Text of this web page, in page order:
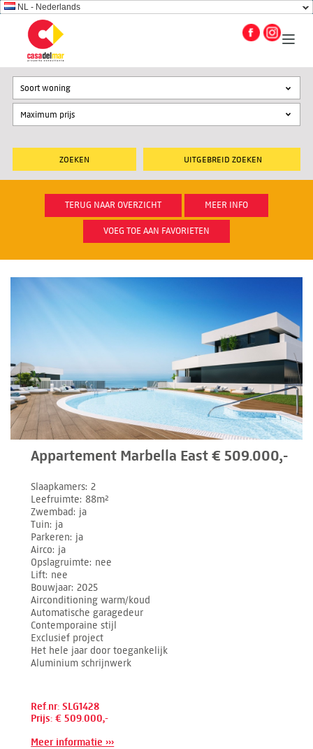
NL - Nederlands
UITGEBREID ZOEKEN
Soort woning
TERUG NAAR OVERZICHT MEER INFO
VOEG TOE AAN FAVORIETEN
Appartement Marbella East € 509.000,-
Slaapkamers 2
Leefruimte 88m²
Zwembad ja
Tuin ja
Parkeren ja
Airco ja
Opslagruimte nee
Lift nee
Bouwjaar 2025
Airconditioning warm/koud
Automatische garagedeur
Contemporaine stijl
Exclusief project
Het hele jaar door toegankelijk
Aluminium schrijnwerk
Ref.nr: SLG1428
Prijs: € 509.000,-
Meer informatie ›››